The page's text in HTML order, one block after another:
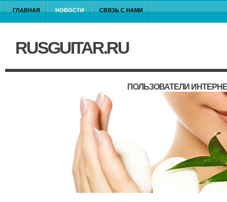
ГЛАВНАЯ НОВОСТИ СВЯЗЬ С НАМИ
RUSGUITAR.RU
ПОЛЬЗОВАТЕЛИ